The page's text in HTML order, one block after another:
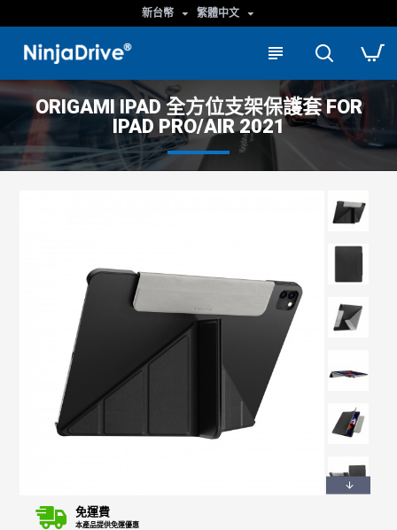
新台幣 繁體中文
ORIGAMI IPAD 全方位支架保護套 FOR
IPAD PRO/AIR 2021
免運費
本產品提供免運優惠